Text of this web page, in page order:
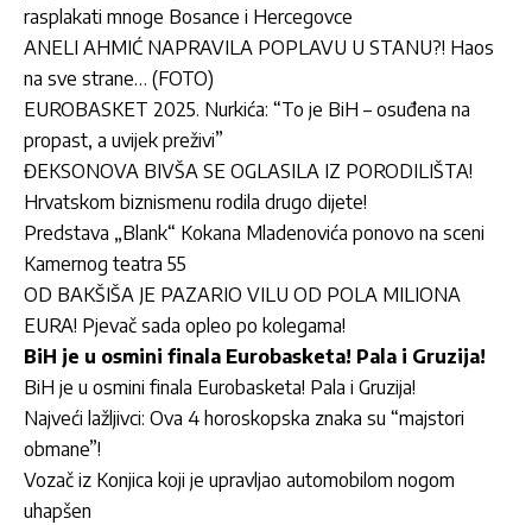
rasplakati mnoge Bosance i Hercegovce
ANELI AHMIĆ NAPRAVILA POPLAVU U STANU?! Haos
na sve strane… (FOTO)
EUROBASKET 2025. Nurkića: “To je BiH – osuđena na
propast, a uvijek preživi”
ĐEKSONOVA BIVŠA SE OGLASILA IZ PORODILIŠTA!
Hrvatskom biznismenu rodila drugo dijete!
Predstava „Blank“ Kokana Mladenovića ponovo na sceni
Kamernog teatra 55
OD BAKŠIŠA JE PAZARIO VILU OD POLA MILIONA
EURA! Pjevač sada opleo po kolegama!
BiH je u osmini finala Eurobasketa! Pala i Gruzija!
BiH je u osmini finala Eurobasketa! Pala i Gruzija!
Najveći lažljivci: Ova 4 horoskopska znaka su “majstori
obmane”!
Vozač iz Konjica koji je upravljao automobilom nogom
uhapšen